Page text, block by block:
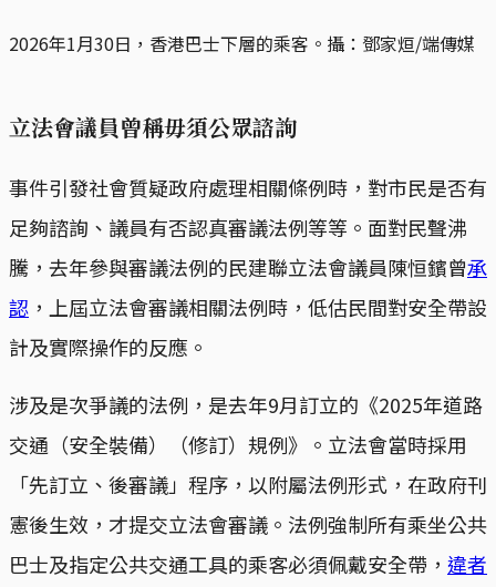
2026年1月30日，香港巴士下層的乘客。攝：鄧家烜/端傳媒
立法會議員曾稱毋須公眾諮詢
事件引發社會質疑政府處理相關條例時，對市民是否有
足夠諮詢、議員有否認真審議法例等等。面對民聲沸
騰，去年參與審議法例的民建聯立法會議員陳恒鑌曾承
認 ，上屆立法會審議相關法例時，低估民間對安全帶設
計及實際操作的反應。
涉及是次爭議的法例，是去年9月訂立的《2025年道路
交通（安全裝備）（修訂）規例》。立法會當時採用
「先訂立、後審議」程序，以附屬法例形式，在政府刊
憲後生效，才提交立法會審議。法例強制所有乘坐公共
巴士及指定公共交通工具的乘客必須佩戴安全帶， 違者